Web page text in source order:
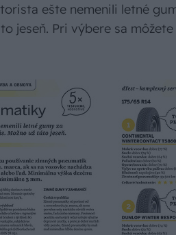
ešte nemenili letné
jeseň. Pri výbere sa